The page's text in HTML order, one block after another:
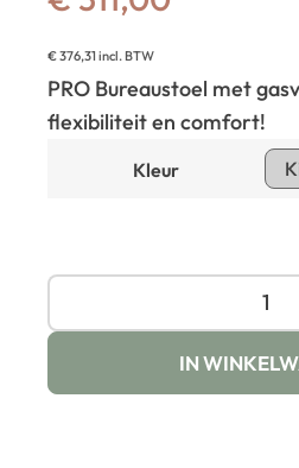
€376,31 incl. BTW
PRO Bureaustoel met
flexibiliteit en comfort!
Kleur
IN